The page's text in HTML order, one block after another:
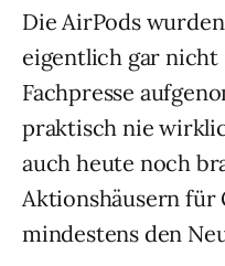
Die AirPods
eigentlich gar nicht
Fachpresse
praktisch nie
auch heute noch
Aktionshäusern für
mindestens den